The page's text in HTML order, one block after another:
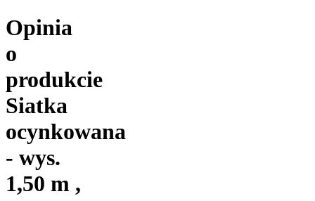
Opinia
o
produkcie
Siatka
ocynkowana
- wys.
1,50 m ,